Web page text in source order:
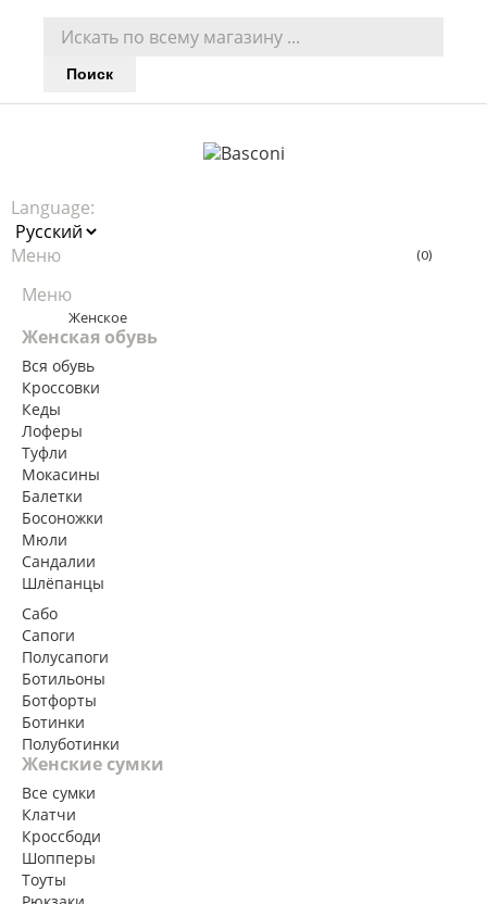
Поиск
Language:
(0)
Меню
Меню
Женское
Женская обувь
Вся обувь
Кроссовки
Кеды
Лоферы
Туфли
Мокасины
Балетки
Босоножки
Мюли
Сандалии
Шлёпанцы
Сабо
Сапоги
Полусапоги
Ботильоны
Ботфорты
Ботинки
Полуботинки
Женские сумки
Все сумки
Клатчи
Кроссбоди
Шопперы
Тоуты